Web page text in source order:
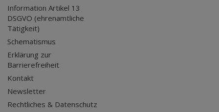
Information Artikel 13
DSGVO (ehrenamtliche
Tätigkeit)
Schematismus
Erklärung zur
Barrierefreiheit
Kontakt
Newsletter
Rechtliches & Datenschutz